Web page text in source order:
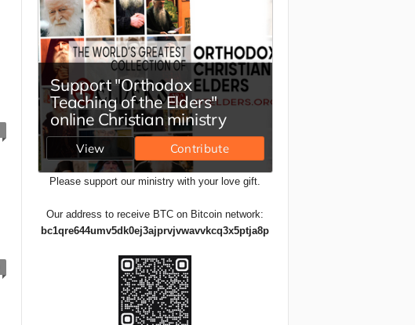
Please support our ministry with your love gift.
Our address to receive BTC on Bitcoin network:
bc1qre644umv5dk0ej3ajprvjvwavvkcq3x5ptja8p